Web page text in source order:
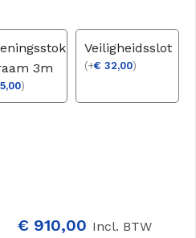
3m
)
Veiligheidsslot
(+€ 32,00)
€ 910,00 Incl. BTW